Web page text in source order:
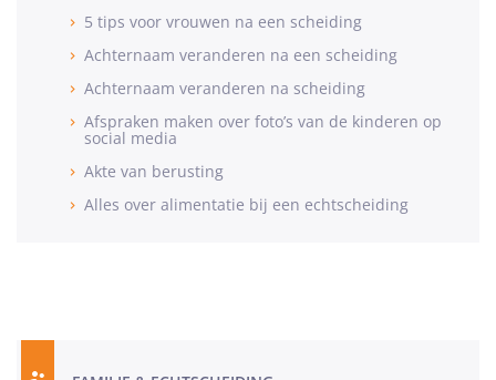
5 tips voor vrouwen na een scheiding
Achternaam veranderen na een scheiding
Achternaam veranderen na scheiding
Afspraken maken over foto’s van de kinderen op
social media
Akte van berusting
Alles over alimentatie bij een echtscheiding